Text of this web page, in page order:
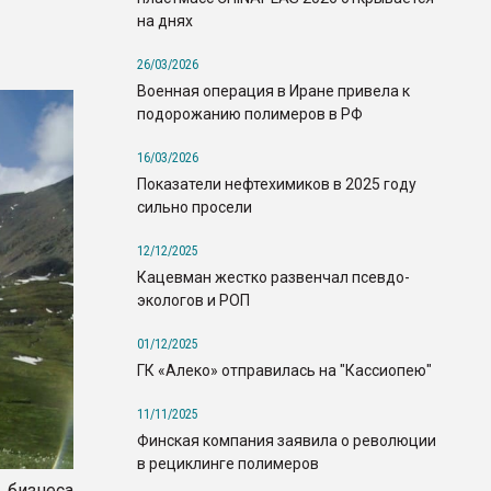
на днях
26/03/2026
Военная операция в Иране привела к
подорожанию полимеров в РФ
16/03/2026
Показатели нефтехимиков в 2025 году
сильно просели
12/12/2025
Кацевман жестко развенчал псевдо-
экологов и РОП
01/12/2025
ГК «Алеко» отправилась на "Кассиопею"
11/11/2025
Финская компания заявила о революции
в рециклинге полимеров